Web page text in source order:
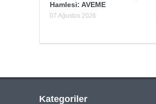
Hamlesi: AVEME
07 Ağustos 2026
Kategoriler